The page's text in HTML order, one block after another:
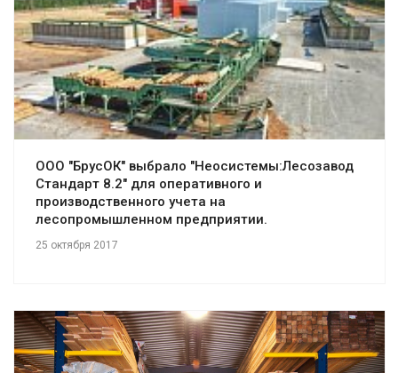
Смотреть проект
ООО "БрусОК" выбрало "Неосистемы:Лесозавод
Стандарт 8.2" для оперативного и
производственного учета на
лесопромышленном предприятии.
25 октября 2017